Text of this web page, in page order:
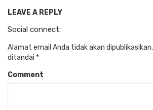
LEAVE A REPLY
Social connect:
Alamat email Anda tidak akan dipublikasikan.
ditandai *
Comment